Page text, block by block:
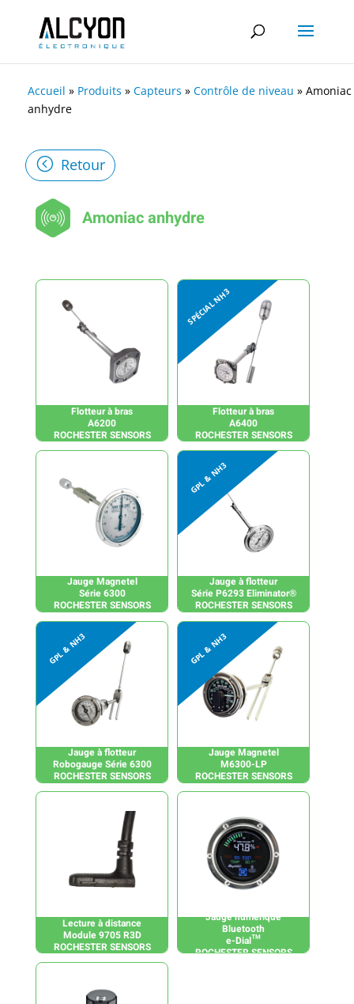
Accueil » Produits » Capteurs » Contrôle de niveau » Amoniac
anhydre
Retour
Amoniac anhydre
Flotteur à bras
A6200
ROCHESTER SENSORS
Flotteur à bras
A6400
ROCHESTER SENSORS
Jauge Magnetel
Série 6300
ROCHESTER SENSORS
Jauge à flotteur
Série P6293 Eliminator®
ROCHESTER SENSORS
Jauge à flotteur
Robogauge Série 6300
ROCHESTER SENSORS
Jauge Magnetel
M6300-LP
ROCHESTER SENSORS
Lecture à distance
Module 9705 R3D
ROCHESTER SENSORS
Jauge numérique
Bluetooth
e-Dial™
ROCHESTER SENSORS